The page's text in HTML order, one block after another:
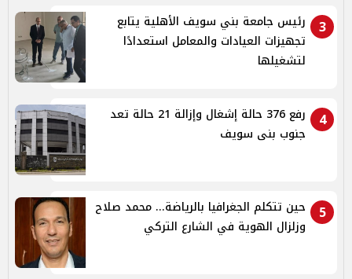
3
رئيس جامعة بني سويف الأهلية يتابع
تجهيزات العيادات والمعامل استعدادًا
لتشغيلها
4
رفع 376 حالة إشغال وإزالة 21 حالة تعد
جنوب بنى سويف
5
حين تتكلم الجغرافيا بالرياضة... محمد صلاح
وزلزال الهوية في الشارع التركي